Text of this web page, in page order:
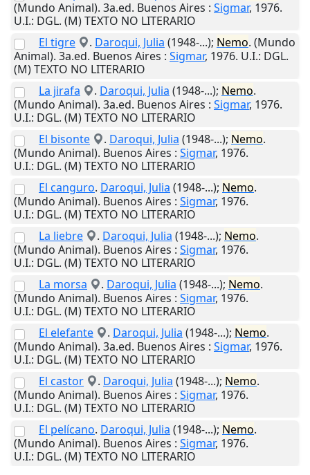
(Mundo Animal). 3a.ed. Buenos Aires : Sigmar, 1976.
U.I.: DGL. (M) TEXTO NO LITERARIO
El tigre
. Daroqui, Julia (1948-...); Nemo. (Mundo
Animal). 3a.ed. Buenos Aires : Sigmar, 1976. U.I.: DGL.
(M) TEXTO NO LITERARIO
La jirafa
. Daroqui, Julia (1948-...); Nemo.
(Mundo Animal). 3a.ed. Buenos Aires : Sigmar, 1976.
U.I.: DGL. (M) TEXTO NO LITERARIO
El bisonte
. Daroqui, Julia (1948-...); Nemo.
(Mundo Animal). Buenos Aires : Sigmar, 1976.
U.I.: DGL. (M) TEXTO NO LITERARIO
El canguro. Daroqui, Julia (1948-...); Nemo.
(Mundo Animal). Buenos Aires : Sigmar, 1976.
U.I.: DGL. (M) TEXTO NO LITERARIO
La liebre
. Daroqui, Julia (1948-...); Nemo.
(Mundo Animal). Buenos Aires : Sigmar, 1976.
U.I.: DGL. (M) TEXTO NO LITERARIO
La morsa
. Daroqui, Julia (1948-...); Nemo.
(Mundo Animal). Buenos Aires : Sigmar, 1976.
U.I.: DGL. (M) TEXTO NO LITERARIO
El elefante
. Daroqui, Julia (1948-...); Nemo.
(Mundo Animal). 3a.ed. Buenos Aires : Sigmar, 1976.
U.I.: DGL. (M) TEXTO NO LITERARIO
El castor
. Daroqui, Julia (1948-...); Nemo.
(Mundo Animal). Buenos Aires : Sigmar, 1976.
U.I.: DGL. (M) TEXTO NO LITERARIO
El pelícano. Daroqui, Julia (1948-...); Nemo.
(Mundo Animal). Buenos Aires : Sigmar, 1976.
U.I.: DGL. (M) TEXTO NO LITERARIO